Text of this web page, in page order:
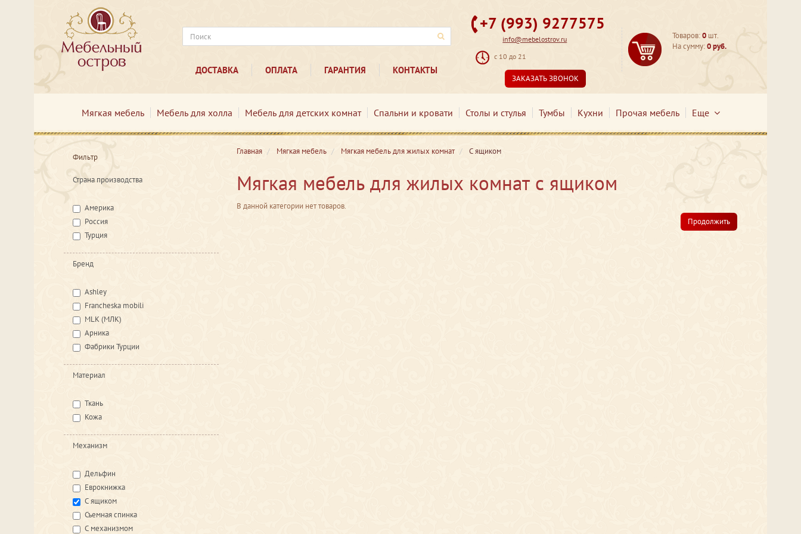
ДОСТАВКА ОПЛАТА ГАРАНТИЯ КОНТАКТЫ
+7 (993) 9277575
info@mebelostrov.ru
с 10 до 21
ЗАКАЗАТЬ ЗВОНОК
Товаров:0 шт.
На сумму:0 руб.
Мягкая мебель Мебель для холла Мебель для детских комнат Спальни и кровати Столы и стулья Тумбы Кухни Прочая мебель Еще
Фильтр
Страна производства
Америка
Россия
Турция
Бренд
Ashley
Francheska mobili
MLK (МЛК)
Арника
Фабрики Турции
Материал
Ткань
Кожа
Механизм
Дельфин
Еврокнижка
С ящиком
Съемная спинка
С механизмом
Главная Мягкая мебель Мягкая мебель для жилых комнат С ящиком
Мягкая мебель для жилых комнат с ящиком
В данной категории нет товаров.
Продолжить